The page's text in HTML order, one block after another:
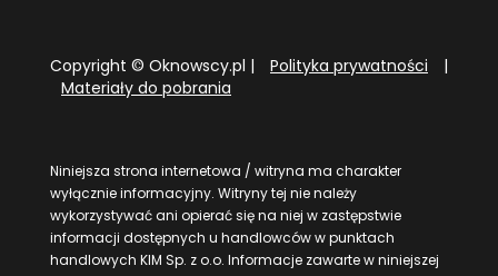
Copyright © Oknowscy.pl | Polityka prywatności
|
Materiały do pobrania
Niniejsza strona internetowa / witryna ma charakter
wyłącznie informacyjny. Witryny tej nie należy
wykorzystywać ani opierać się na niej w zastępstwie
informacji dostępnych u handlowców w punktach
handlowych KIM Sp. z o.o. Informacje zawarte w niniejszej